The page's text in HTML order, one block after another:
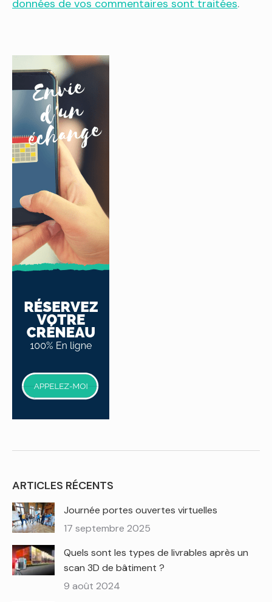
données de vos commentaires sont traitées.
ARTICLES RÉCENTS
Journée portes ouvertes virtuelles
17 septembre 2025
Quels sont les types de livrables après un
scan 3D de bâtiment ?
9 août 2024